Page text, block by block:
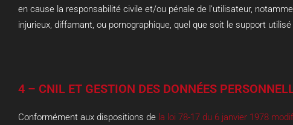
en cause la responsabilité civile et/ou pénale de l’utilisateur,
injurieux, diffamant, ou pornographique, quel que soit le support
4 – CNIL ET GESTION DES DONNÉES
Conformément aux dispositions de la loi 78-17 du 6 janvier 1978